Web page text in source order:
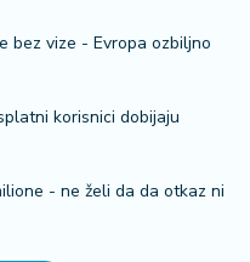
bez vize - Evropa ozbiljno
korisnici dobijaju
- ne želi da da otkaz ni